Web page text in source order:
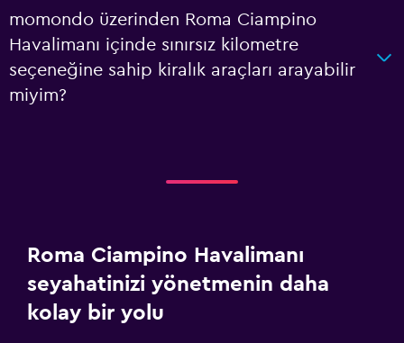
momondo üzerinden Roma Ciampino
Havalimanı içinde sınırsız kilometre
seçeneğine sahip kiralık araçları arayabilir
miyim?
Roma Ciampino Havalimanı
seyahatinizi yönetmenin daha
kolay bir yolu